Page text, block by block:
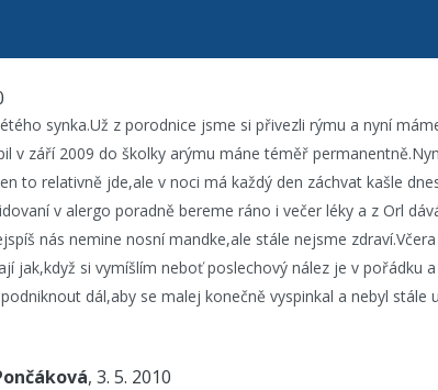
synka.Už z porodnice jsme si přivezli rýmu a nyní
v září 2009 do školky arýmu máne téměř
to relativně jde,ale v noci má každý den záchvat kašle
v alergo poradně bereme ráno i večer léky a z Orl
nás nemine nosní mandke,ale stále nejsme
jak,když si vymíšlím neboť poslechový nález je v pořádku
dál,aby se malej konečně vyspinkal a nebyl stále
, 3. 5. 2010